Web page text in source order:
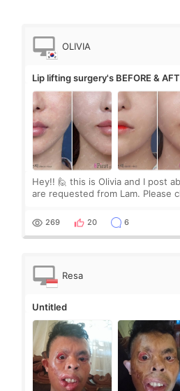
OLIVIA
Lip lifting surgery's BEFORE &
Hey!! 🙋 this is Olivia and I post
are requested from Lam. Please
questions. Click the messenger
😍 Have a great day you all 😉
269 20 6
Resa
Untitled